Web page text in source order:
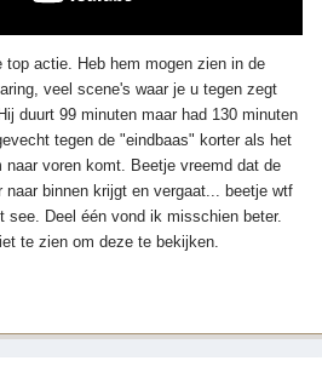
actie. Heb hem mogen zien in de
veel scene's waar je u tegen zegt
duurt 99 minuten maar had 130 minuten
tegen de "eindbaas" korter als het
voren komt. Beetje vreemd dat de
binnen krijgt en vergaat... beetje wtf
see. Deel één vond ik misschien beter.
te zien om deze te bekijken.